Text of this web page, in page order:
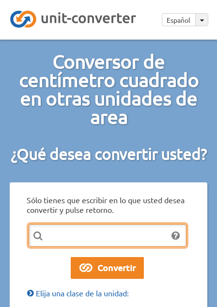
Español
Conversor de
centímetro cuadrado
en otras unidades de
area
¿Qué desea convertir usted?
Sólo tienes que escribir en lo que usted desea
convertir y pulse retorno.
Elija una clase de la unidad: